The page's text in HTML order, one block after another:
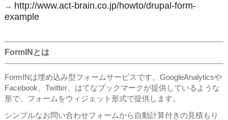
→ http://www.act-brain.co.jp/howto/drupal-form-
example
FormINとは
FormINは埋め込み型フォームサービスです。GoogleAnalyticsや
Facebook、Twitter、はてなブックマークが提供しているような
形で、フォームをウィジェット形式で提供します。
シンプルなお問い合わせフォームから自動計算付きの見積もり